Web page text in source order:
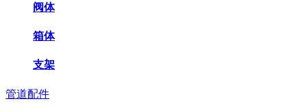
阀体
箱体
支架
管道配件